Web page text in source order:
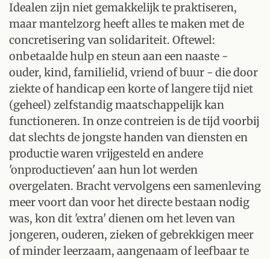
Idealen zijn niet gemakkelijk te praktiseren,
maar mantelzorg heeft alles te maken met de
concretisering van solidariteit. Oftewel:
onbetaalde hulp en steun aan een naaste -
ouder, kind, familielid, vriend of buur - die door
ziekte of handicap een korte of langere tijd niet
(geheel) zelfstandig maatschappelijk kan
functioneren. In onze contreien is de tijd voorbij
dat slechts de jongste handen van diensten en
productie waren vrijgesteld en andere
'onproductieven' aan hun lot werden
overgelaten. Bracht vervolgens een samenleving
meer voort dan voor het directe bestaan nodig
was, kon dit 'extra' dienen om het leven van
jongeren, ouderen, zieken of gebrekkigen meer
of minder leerzaam, aangenaam of leefbaar te